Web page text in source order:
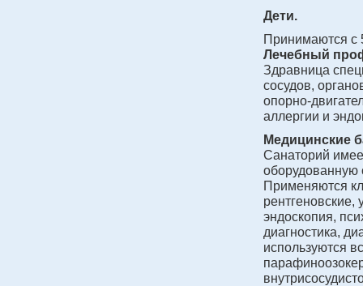
Дети.
Принимаются с
Лечебный
Здравница
сосудов,
опорно-
аллергии и
Медицинские
Санаторий
оборудованную
Применяются
эндоскопия,
диагностика,
используются